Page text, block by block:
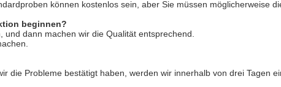
können kostenlos sein, aber Sie müssen möglicherweise
beginnen?
dann machen wir die Qualität entsprechend.
die Probleme bestätigt haben, werden wir innerhalb von drei Tagen